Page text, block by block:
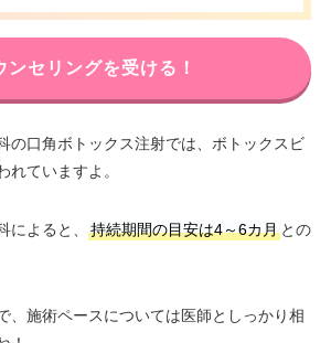
ンセリングを受ける！
の口角ボトックス注射では、ボトックスビ
れていますよ。
によると、 持続期間の目安は4～6カ月との
、施術ペースについては医師としっかり相